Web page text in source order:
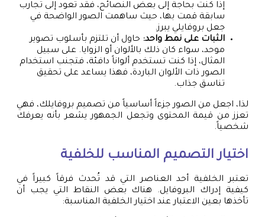
إذا كنت بحاجة إلى بعض النصائح، فقد تعود إلى تجارب
سابقة قمت بها، حيث ساهمت الصور الواضحة في
جعل بروفايلي يبرز.
الثبات على نمط واحد: حاول أن تلتزم بأسلوب تصوير
موحد، سواء كان ذلك بالألوان أو الزوايا. على سبيل
المثال، إذا كنت تستخدم ألواناً دافئة، فتجنب استخدام
الصور ذات الألوان الباردة، فهذا يساعد على تحقيق
تناسق جذاب.
لذا، اجعل من الصور جزءاً أساسياً من تصميم بروفايلك، فهي
تعزز من قيمة المحتوى وتجعل الجمهور يشعر بأنه يعرفك
شخصياً.
اختيار التصميم المناسب للخلفية
تعتبر الخلفية أحد العناصر التي قد تُحدث فرقاً كبيراً في
كيفية إدراك البروفايل. هناك بعض النقاط التي يجب أن
تأخذها بعين الاعتبار عند اختيار الخلفية المناسبة: